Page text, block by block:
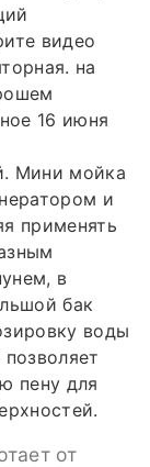
видео
на
16 июня
Мини мойка
и
применять
в
бак
воды
пену для
от